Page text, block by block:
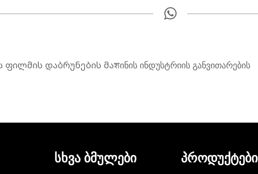
ფილმის დაბრუნების მაशინის ინდუსტრიის განვითარების
ᲡᲮᲕᲐ ᲑᲛᲣᲚᲔᲑᲘ ᲞᲠᲝᲓᲣᲥᲢᲔᲑᲘ